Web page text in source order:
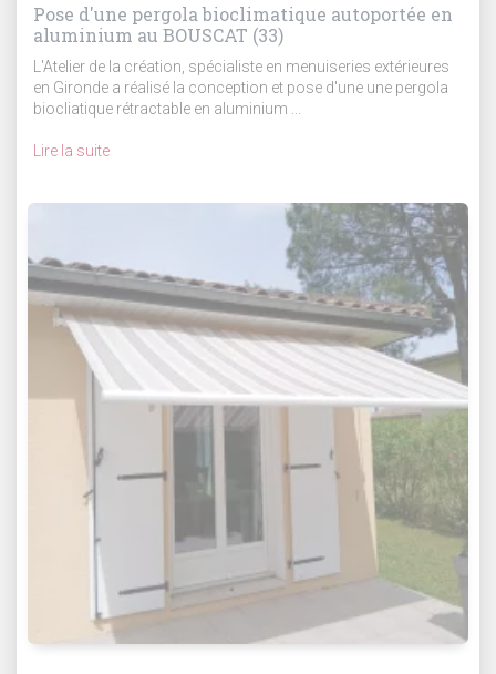
Pose d'une pergola bioclimatique autoportée en
aluminium au BOUSCAT (33)
L'Atelier de la création, spécialiste en menuiseries extérieures
en Gironde a réalisé la conception et pose d'une une pergola
biocliatique rétractable en aluminium ...
Lire la suite